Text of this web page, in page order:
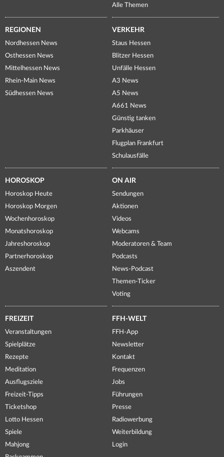
Alle Themen
REGIONEN
Nordhessen News
Osthessen News
Mittelhessen News
Rhein-Main News
Südhessen News
VERKEHR
Staus Hessen
Blitzer Hessen
Unfälle Hessen
A3 News
A5 News
A661 News
Günstig tanken
Parkhäuser
Flugplan Frankfurt
Schulausfälle
HOROSKOP
Horoskop Heute
Horoskop Morgen
Wochenhoroskop
Monatshoroskop
Jahreshoroskop
Partnerhoroskop
Aszendent
ON AIR
Sendungen
Aktionen
Videos
Webcams
Moderatoren & Team
Podcasts
News-Podcast
Themen-Ticker
Voting
FREIZEIT
Veranstaltungen
Spielplätze
Rezepte
Meditation
Ausflugsziele
Freizeit-Tipps
Ticketshop
Lotto Hessen
Spiele
Mahjong
FFH-WELT
FFH-App
Newsletter
Kontakt
Frequenzen
Jobs
Führungen
Presse
Radiowerbung
Weiterbildung
Login